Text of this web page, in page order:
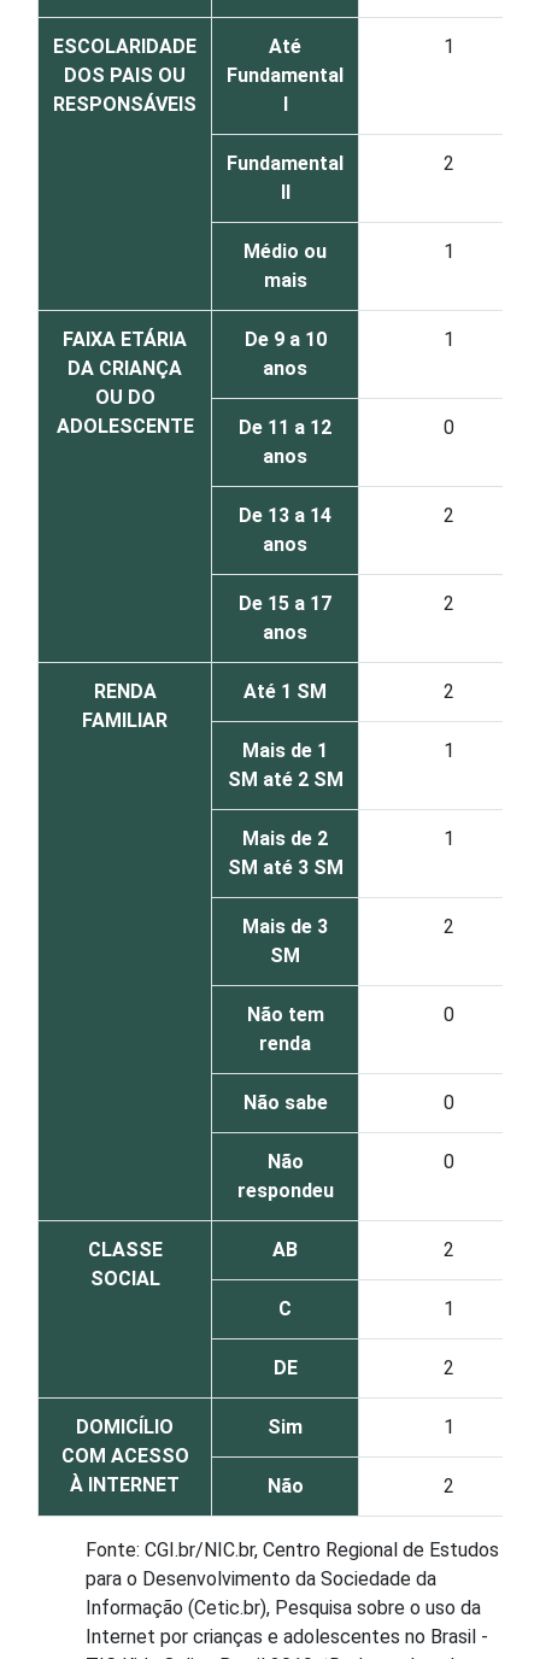
ESCOLARIDADE
DOS PAIS OU
RESPONSÁVEIS
Até
Fundamental
I
1
Fundamental
II
2
Médio ou
mais
1
FAIXA ETÁRIA
DA CRIANÇA
OU DO
ADOLESCENTE
De 9 a 10
anos
1
De 11 a 12
anos
0
De 13 a 14
anos
2
De 15 a 17
anos
2
RENDA
FAMILIAR
Até 1 SM 2
Mais de 1
SM até 2 SM
1
Mais de 2
SM até 3 SM
1
Mais de 3
SM
2
Não tem
renda
0
Não sabe 0
Não
respondeu
0
CLASSE
SOCIAL
AB 2
C 1
DE 2
DOMICÍLIO
COM ACESSO
À INTERNET
Sim 1
Não 2
Fonte: CGI.br/NIC.br, Centro Regional de Estudos
para o Desenvolvimento da Sociedade da
Informação (Cetic.br), Pesquisa sobre o uso da
Internet por crianças e adolescentes no Brasil -